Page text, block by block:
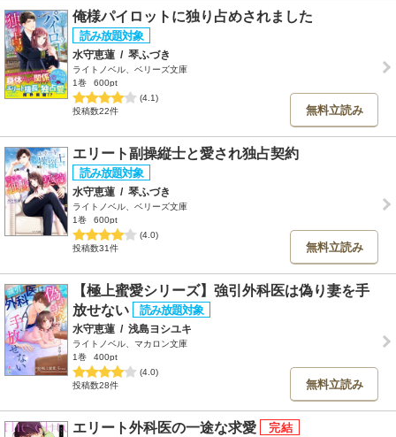
俺様パイロットに独り占めされました
水守恵蓮 / 琴ふづき
ライトノベル、ベリーズ文庫
1巻
600pt
(4.1)
投稿数22件
無料立読み
エリート副操縦士と愛され独占契約
水守恵蓮 / 琴ふづき
ライトノベル、ベリーズ文庫
1巻
600pt
(4.0)
投稿数31件
無料立読み
【極上蜜愛シリーズ】強引外科医は偽り妻を手
放せない
水守恵蓮 / 浅島ヨシユキ
ライトノベル、マカロン文庫
1巻
400pt
(4.0)
投稿数28件
無料立読み
エリート外科医の一途な求愛